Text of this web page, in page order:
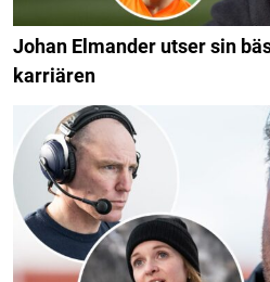
Johan Elmander utser sin
karriären